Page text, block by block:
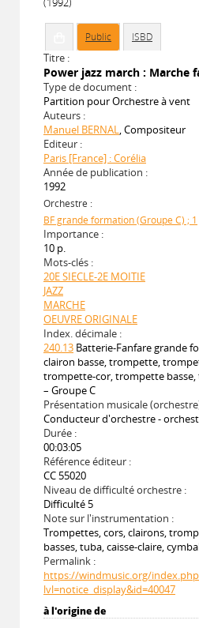
Public ISBD
Titre :
Power jazz march : Marche
Type de document :
Partition pour Orchestre à vent
Auteurs :
Manuel BERNAL, Compositeur
Editeur :
Paris [France] : Corélia
Année de publication :
1992
Orchestre :
BF grande formation (Groupe C) ; 1
Importance :
10 p.
Mots-clés :
20E SIECLE-2E MOITIE
JAZZ
MARCHE
OEUVRE ORIGINALE
Index. décimale :
240.13 Batterie-Fanfare grande
clairon basse, trompette,
trompette-cor, trompette
– Groupe C
Présentation musicale
Conducteur d'orchestre -
Durée :
00:03:05
Référence éditeur :
CC 55020
Niveau de difficulté orchestre :
Difficulté 5
Note sur l'instrumentation :
Trompettes, cors, clairons,
basses, tuba, caisse-claire,
Permalink :
https://windmusic.org/
lvl=notice_display&id=40047
à l'origine de